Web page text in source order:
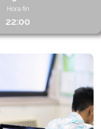
Hora fin
22:00